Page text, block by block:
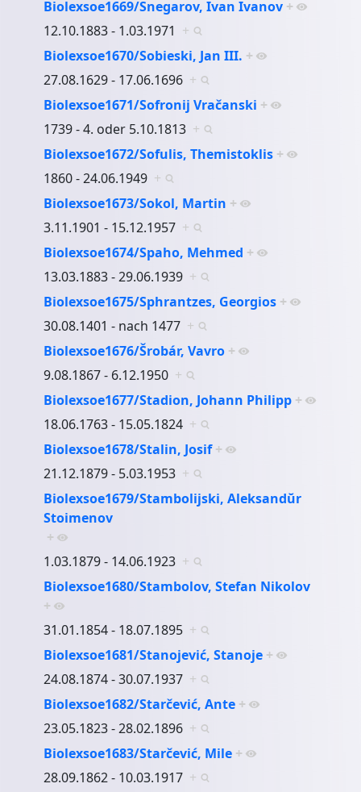
Biolexsoe1669/Snegarov, Ivan Ivanov +
12.10.1883 - 1.03.1971 +
Biolexsoe1670/Sobieski, Jan III. +
27.08.1629 - 17.06.1696 +
Biolexsoe1671/Sofronij Vračanski +
1739 - 4. oder 5.10.1813 +
Biolexsoe1672/Sofulis, Themistoklis +
1860 - 24.06.1949 +
Biolexsoe1673/Sokol, Martin +
3.11.1901 - 15.12.1957 +
Biolexsoe1674/Spaho, Mehmed +
13.03.1883 - 29.06.1939 +
Biolexsoe1675/Sphrantzes, Georgios +
30.08.1401 - nach 1477 +
Biolexsoe1676/Šrobár, Vavro +
9.08.1867 - 6.12.1950 +
Biolexsoe1677/Stadion, Johann Philipp +
18.06.1763 - 15.05.1824 +
Biolexsoe1678/Stalin, Josif +
21.12.1879 - 5.03.1953 +
Biolexsoe1679/Stambolijski, Aleksandŭr
Stoimenov
+
1.03.1879 - 14.06.1923 +
Biolexsoe1680/Stambolov, Stefan Nikolov
+
31.01.1854 - 18.07.1895 +
Biolexsoe1681/Stanojević, Stanoje +
24.08.1874 - 30.07.1937 +
Biolexsoe1682/Starčević, Ante +
23.05.1823 - 28.02.1896 +
Biolexsoe1683/Starčević, Mile +
28.09.1862 - 10.03.1917 +